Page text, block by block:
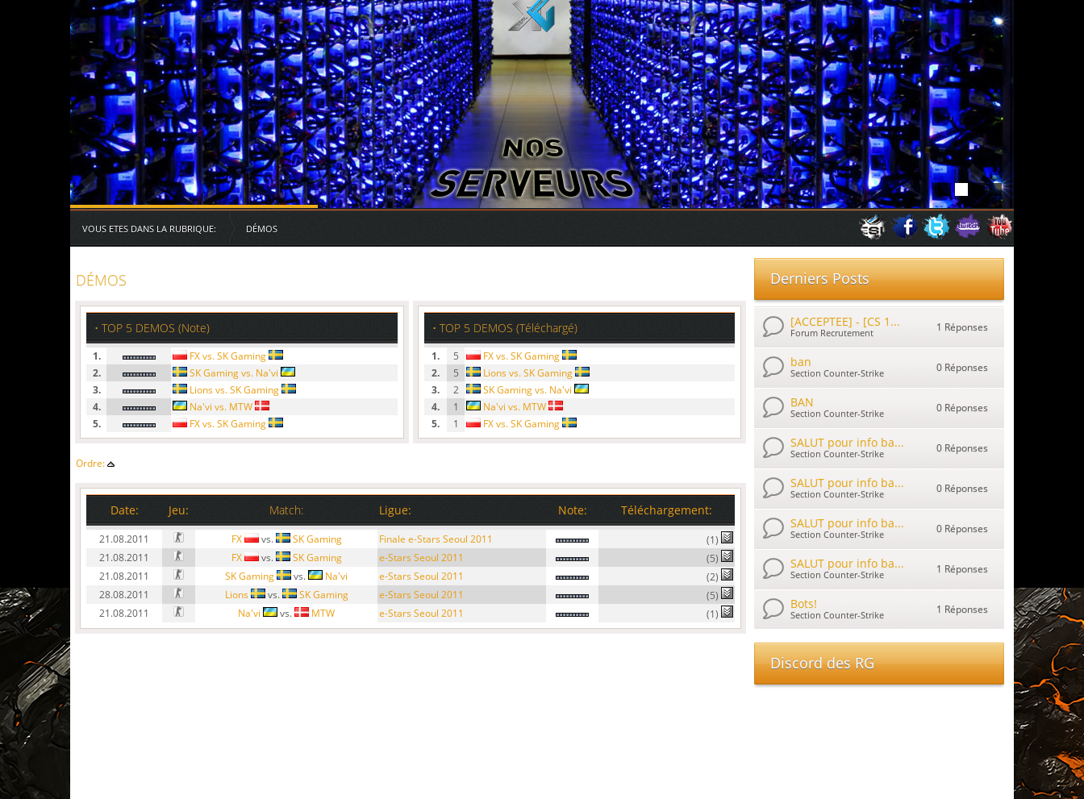
Serveurs des RG
VOUS ETES DANS LA RUBRIQUE: DÉMOS
DÉMOS
• TOP 5 DEMOS (Note)
1.
FX vs. SK Gaming
2.
SK Gaming vs. Na'vi
3.
Lions vs. SK Gaming
4.
Na'vi vs. MTW
5.
FX vs. SK Gaming
• TOP 5 DEMOS (Téléchargé)
1. 5
FX vs. SK Gaming
2.
5
Lions vs. SK Gaming
3.
2
SK Gaming vs. Na'vi
4.
1
Na'vi vs. MTW
5.
1 FX vs. SK Gaming
Ordre:
Date: Jeu: Match: Ligue: Note: Téléchargement:
21.08.2011 FX vs. SK Gaming Finale e-Stars Seoul 2011
(1)
21.08.2011
FX vs. SK Gaming e-Stars Seoul 2011
(5)
21.08.2011
SK Gaming vs. Na'vi e-Stars Seoul 2011
(2)
28.08.2011
Lions vs. SK Gaming e-Stars Seoul 2011
(5)
21.08.2011
Na'vi vs. MTW e-Stars Seoul 2011 (1)
Derniers Posts
[ACCEPTEE] - [CS 1...
Forum Recrutement 1 Réponses
ban
Section Counter-Strike 0 Réponses
BAN
Section Counter-Strike 0 Réponses
SALUT pour info ba...
Section Counter-Strike 0 Réponses
SALUT pour info ba...
Section Counter-Strike 0 Réponses
SALUT pour info ba...
Section Counter-Strike 0 Réponses
SALUT pour info ba...
Section Counter-Strike 1 Réponses
Bots!
Section Counter-Strike 1 Réponses
Discord des RG